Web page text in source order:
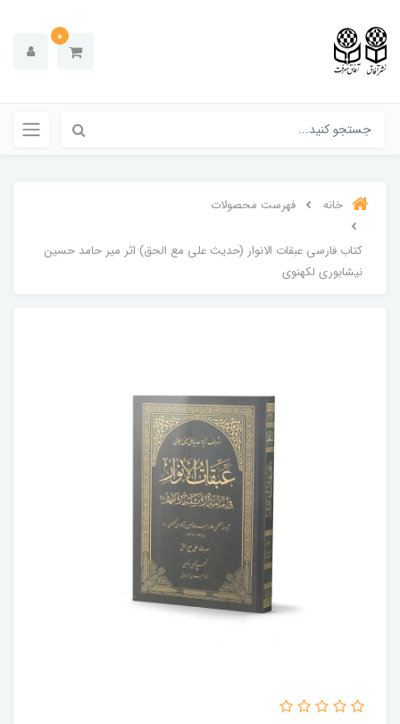
0
خانه فهرست محصولات
کتاب فارسی عبقات الانوار (حدیث علی مع الحق) اثر میر حامد حسین
نیشابوری لکهنوی